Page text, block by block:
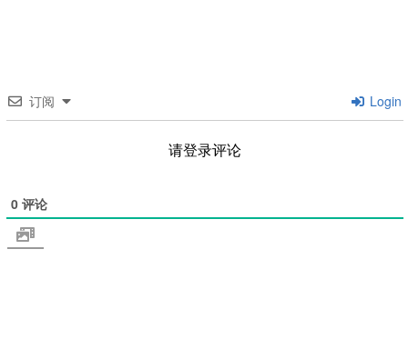
订阅 Login
请登录评论
0 评论